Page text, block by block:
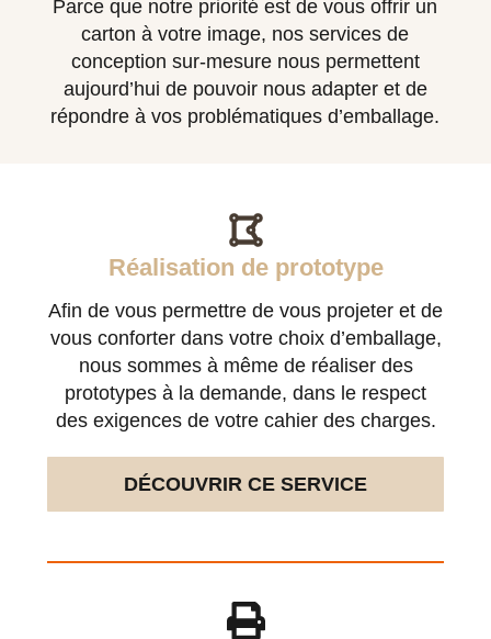
Parce que notre priorité est de vous offrir un
carton à votre image, nos services de
conception sur-mesure nous permettent
aujourd’hui de pouvoir nous adapter et de
répondre à vos problématiques d’emballage.
Réalisation de prototype
Afin de vous permettre de vous projeter et de
vous conforter dans votre choix d’emballage,
nous sommes à même de réaliser des
prototypes à la demande, dans le respect
des exigences de votre cahier des charges.
DÉCOUVRIR CE SERVICE